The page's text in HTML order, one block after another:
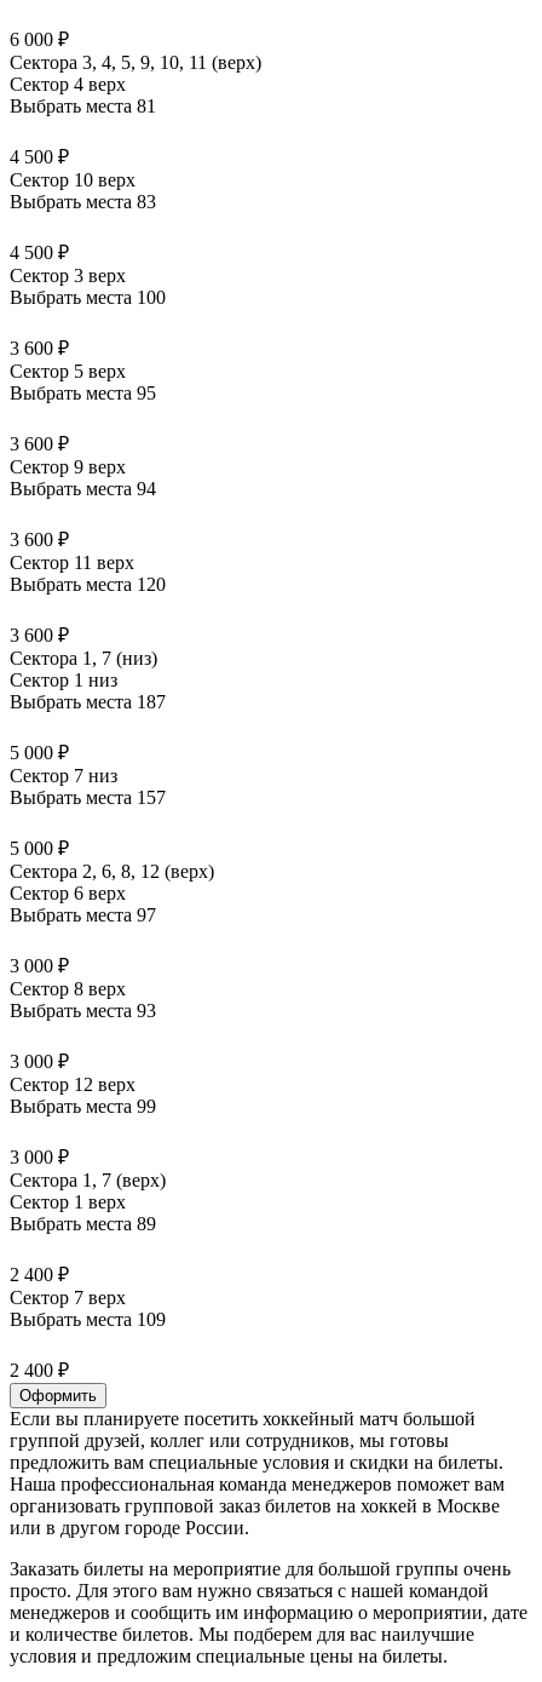
6 000 ₽
Сектора 3, 4, 5, 9, 10, 11 (верх)
Сектор 4 верх
Выбрать места 81
4 500 ₽
Сектор 10 верх
Выбрать места 83
4 500 ₽
Сектор 3 верх
Выбрать места 100
3 600 ₽
Сектор 5 верх
Выбрать места 95
3 600 ₽
Сектор 9 верх
Выбрать места 94
3 600 ₽
Сектор 11 верх
Выбрать места 120
3 600 ₽
Сектора 1, 7 (низ)
Сектор 1 низ
Выбрать места 187
5 000 ₽
Сектор 7 низ
Выбрать места 157
5 000 ₽
Сектора 2, 6, 8, 12 (верх)
Сектор 6 верх
Выбрать места 97
3 000 ₽
Сектор 8 верх
Выбрать места 93
3 000 ₽
Сектор 12 верх
Выбрать места 99
3 000 ₽
Сектора 1, 7 (верх)
Сектор 1 верх
Выбрать места 89
2 400 ₽
Сектор 7 верх
Выбрать места 109
2 400 ₽
Оформить
Если вы планируете посетить хоккейный матч большой
группой друзей, коллег или сотрудников, мы готовы
предложить вам специальные условия и скидки на билеты.
Наша профессиональная команда менеджеров поможет вам
организовать групповой заказ билетов на хоккей в Москве
или в другом городе России.
Заказать билеты на мероприятие для большой группы очень
просто. Для этого вам нужно связаться с нашей командой
менеджеров и сообщить им информацию о мероприятии, дате
и количестве билетов. Мы подберем для вас наилучшие
условия и предложим специальные цены на билеты.